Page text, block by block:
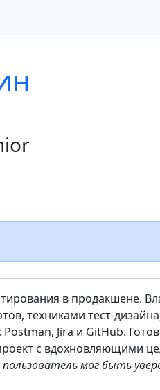
в продакшене.
техниками тест-
Jira и GitHub. Готов
с вдохновляющими
мог быть